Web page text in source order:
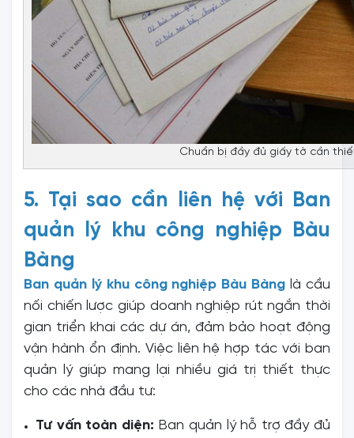
Chuẩn bị đầy đủ giấy tờ cần
5. Tại sao cần liên hệ với Ban
quản lý khu công nghiệp Bàu
Bàng
Ban quản lý khu công nghiệp Bàu Bàng là cầu
nối chiến lược giúp doanh nghiệp rút ngắn thời
gian triển khai các dự án, đảm bảo hoạt động
vận hành ổn định. Việc liên hệ hợp tác với ban
quản lý giúp mang lại nhiều giá trị thiết thực
cho các nhà đầu tư:
Tư vấn toàn diện: Ban quản lý hỗ trợ đầy đủ